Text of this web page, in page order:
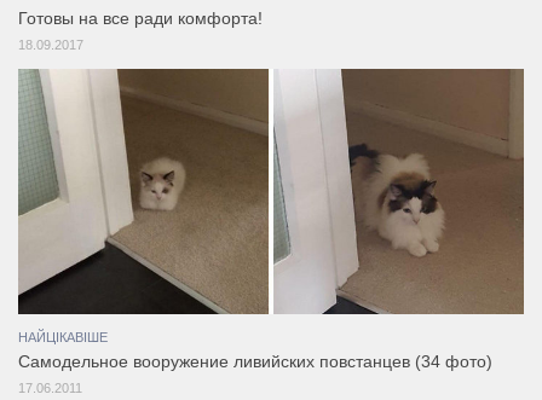
Готовы на все ради комфорта!
18.09.2017
НАЙЦІКАВІШЕ
Самодельное вооружение ливийских повстанцев (34 фото)
17.06.2011